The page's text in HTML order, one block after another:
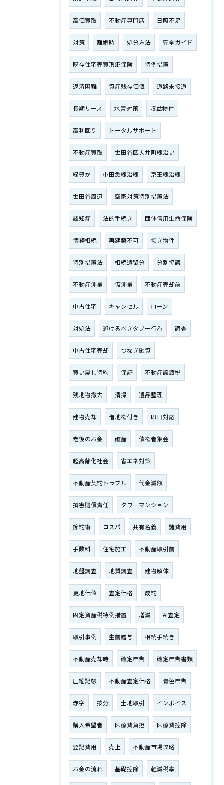
高価買取 不動産専門店 日照不足
対策 離婚時 処分方法 完全ガイド
既存住宅売買瑕疵保険 特例措置
返済困難 資産残存価値 道路未接道
長期リース 水害対策 収益物件
高利回り トータルサポート
不動産買取 世田谷区大井町線沿い
緑豊か 小田急線沿線 京王線沿線
世田谷周辺 空家対策特別措置法
認知症 法的手続き 団体信用生命保険
債務相続 再建築不可 傾き物件
特別措置法 相続遺留分 分割協議
不動産測量 仮測量 不動産売却前
中古住宅 キャンセル ローン
対処法 避けるべきタブー行為 調査
中古住宅売却 つなぎ融資
買い戻し特約 保証 不動産譲渡税
残地物撤去 清掃 遺品整理
建物売却 借地権付き 即日対応
老後のお金 破産 債権者集会
超高齢化社会 省エネ対策
不動産契約トラブル 代金減額
損害賠償責任 タワーマンション
節約術 コスパ 共有名義 諸費用
手数料 住宅施工 不動産取引前
地盤調査 地質調査 建物解体
更地価値 査定価格 成約
固定資産税特例措置 増減 AI査定
取引事例 生前贈与 相続手続き
不動産売却時 確定申告 確定申告書類
圧縮記帳 不動産査定価格 青色申告
赤字 按分 土地取引 インボイス
購入希望者 医療費負担 医療費控除
登記費用 売上 不動産市場攻略
お金の流れ 基礎控除 軽減税率